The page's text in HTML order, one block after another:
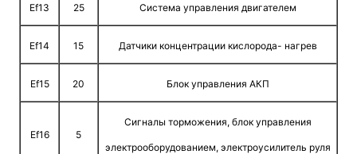
Ef13 25 Система управления двигателем
Ef14 15 Датчики концентрации кислорода- нагрев
Ef15 20 Блок управления АКП
Ef16 5
Сигналы торможения, блок управления
электрооборудованием, электроусилитель руля